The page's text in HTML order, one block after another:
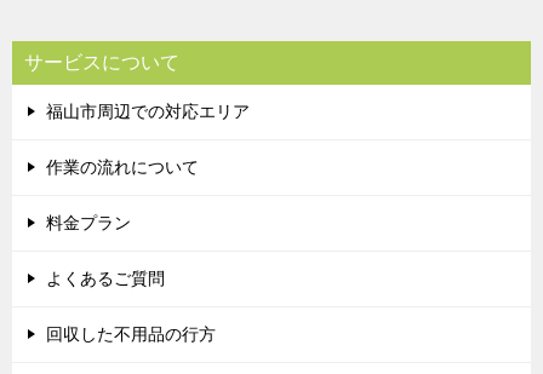
サービスについて
福山市周辺での対応エリア
作業の流れについて
料金プラン
よくあるご質問
回収した不用品の行方